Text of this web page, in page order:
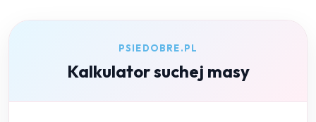
PSIEDOBRE.PL
Kalkulator suchej masy